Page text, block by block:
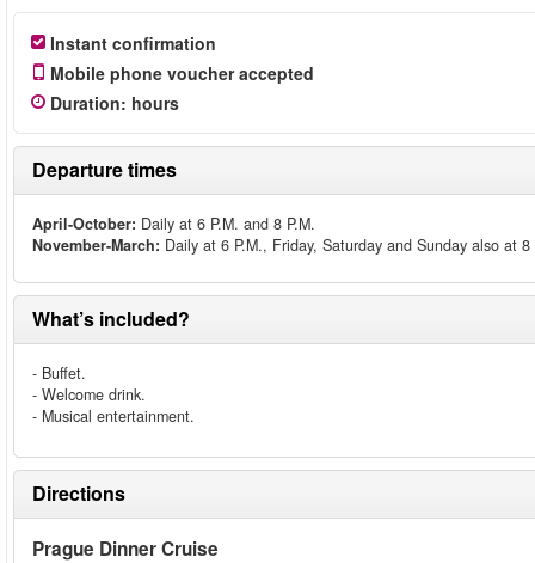
Instant confirmation
Mobile phone voucher accepted
Duration: hours
Departure times
April-October: Daily at 6 P.M. and 8 P.M.
November-March: Daily at 6 P.M., Friday, Saturday and Sunday also at 8
What’s included?
- Buffet.
- Welcome drink.
- Musical entertainment.
Directions
Prague Dinner Cruise